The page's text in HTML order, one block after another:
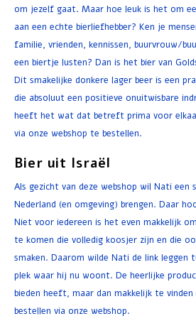
om jezelf gaat. Maar hoe leuk is het om
aan een echte bierliefhebber? Ken je
familie, vrienden, kennissen, buurvrouw/
een biertje lusten? Dan is het bier van
Dit smakelijke donkere lager beer is een
die absoluut een positieve onuitwisbare
heeft het wat dat betreft prima voor
via onze webshop te bestellen.
Bier uit Israël
Als gezicht van deze webshop wil Nati een
Nederland (en omgeving) brengen. Daar
Niet voor iedereen is het even makkelijk
te komen die volledig koosjer zijn en die
smaken. Daarom wilde Nati de link leggen
plek waar hij nu woont. De heerlijke
bieden heeft, maar dan makkelijk te
bestellen via onze webshop.